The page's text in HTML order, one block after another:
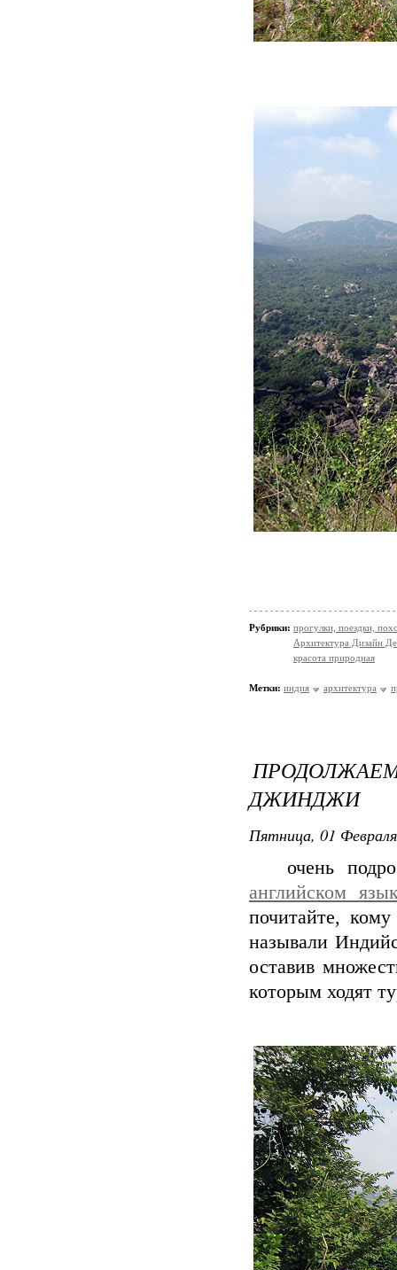
Рубрики: прогулки, поездки,
Архитектура Дизайн
красота природная
Метки: индия архитектура
ДЖИНДЖИ
Пятница, 01
очень
английском
почитайте,
называли
оставив
которым ходят